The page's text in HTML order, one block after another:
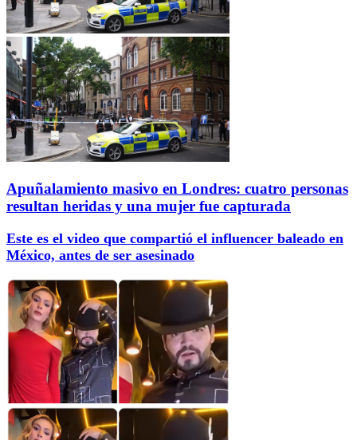
Apuñalamiento masivo en Londres: cuatro personas
resultan heridas y una mujer fue capturada
Este es el video que compartió el influencer baleado en
México, antes de ser asesinado